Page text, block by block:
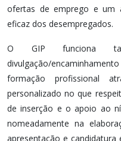
ofertas de emprego e um
eficaz dos desempregados.
O GIP funciona
divulgação/
formação profissional
personalizado no que
de inserção e o apoio ao
nomeadamente na
apresentação e candidatura